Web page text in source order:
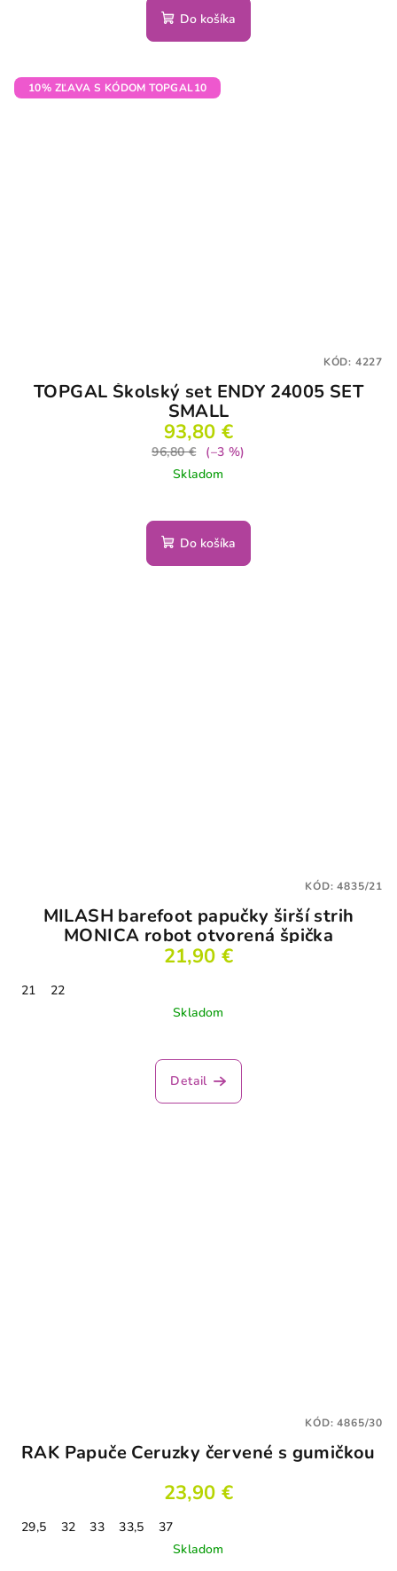
Do košíka
10% ZĽAVA S KÓDOM TOPGAL10
TOPGAL Školský set ENDY 24005 SET
SMALL
93,80 €
96,80 €
(–3 %)
Skladom
Do košíka
KÓD: 4227
MILASH barefoot papučky širší strih
MONICA robot otvorená špička
21,90 €
21
22
Skladom
hodnotenie
produktu
Detail
KÓD:4835/21
RAK Papuče Ceruzky červené s gumičkou
23,90 €
29,5 32 33 33,5
37
Skladom
KÓD:4865/30